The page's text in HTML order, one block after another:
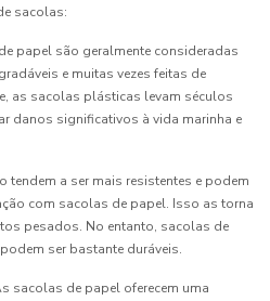
sacolas:
papel são geralmente consideradas
e muitas vezes feitas de
as sacolas plásticas levam séculos
danos significativos à vida marinha e
tendem a ser mais resistentes e podem
com sacolas de papel. Isso as torna
pesados. No entanto, sacolas de
ser bastante duráveis.
sacolas de papel oferecem uma